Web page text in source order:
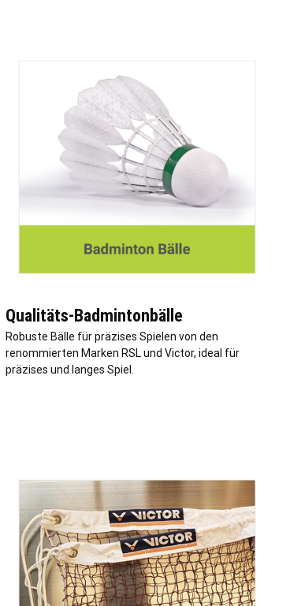
Qualitäts-Badmintonbälle
Robuste Bälle für präzises Spielen von den
renommierten Marken RSL und Victor, ideal für
präzises und langes Spiel.